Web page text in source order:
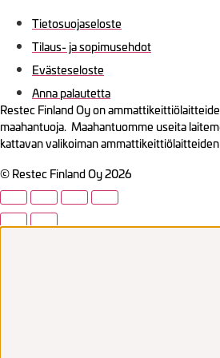
Tietosuojaseloste
Tilaus- ja sopimusehdot
Evästeseloste
Anna palautetta
Restec Finland Oy on
maahantuoja. Maahantuomme useita
kattavan valikoiman
© Restec Finland Oy 2026